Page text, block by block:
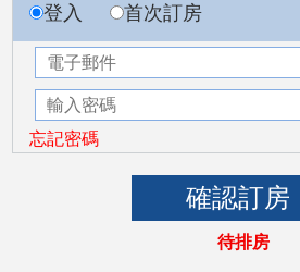
登入 首次訂房
忘記密碼
待排房